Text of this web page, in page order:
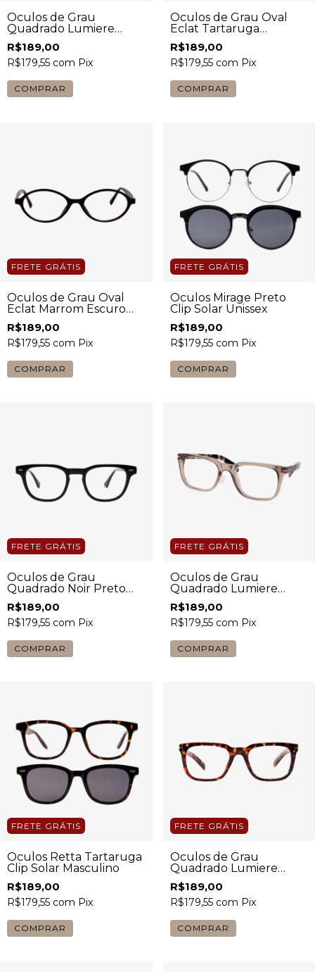
Óculos de Grau
Quadrado Lumiere
Âmbar Transparente
Unissex
R$189,00
R$179,55 com Pix
COMPRAR
Óculos de Grau Oval
Eclat Tartaruga
Feminino
R$189,00
R$179,55 com Pix
COMPRAR
FRETE GRÁTIS
Óculos de Grau Oval
Eclat Marrom Escuro
Feminino
R$189,00
R$179,55 com Pix
COMPRAR
FRETE GRÁTIS
Óculos Mirage Preto
Clip Solar Unissex
R$189,00
R$179,55 com Pix
COMPRAR
FRETE GRÁTIS
Óculos de Grau
Quadrado Noir Preto
Unissex
R$189,00
R$179,55 com Pix
COMPRAR
FRETE GRÁTIS
Óculos de Grau
Quadrado Lumiere
Champagne com Hastes
Tartaruga Unissex
R$189,00
R$179,55 com Pix
COMPRAR
FRETE GRÁTIS
Óculos Retta Tartaruga
Clip Solar Masculino
R$189,00
R$179,55 com Pix
COMPRAR
FRETE GRÁTIS
Óculos de Grau
Quadrado Lumiere
Tartaruga Unissex
R$189,00
R$179,55 com Pix
COMPRAR